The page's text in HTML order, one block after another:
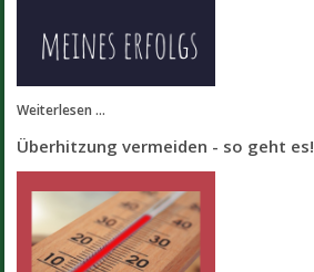
Weiterlesen ...
Überhitzung vermeiden - so geht es!